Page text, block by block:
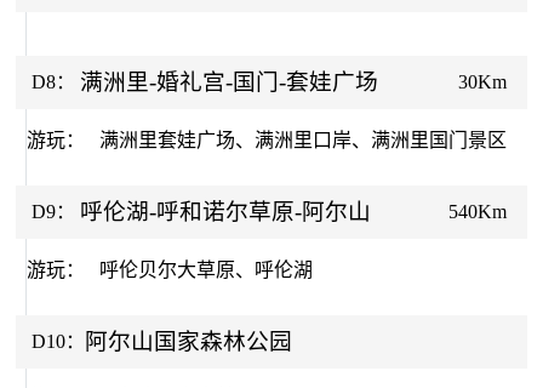
D8： 30Km
满洲里-婚礼宫-国门-套娃广场
游玩： 满洲里套娃广场、满洲里口岸、满洲里国门景区
D9： 540Km
呼伦湖-呼和诺尔草原-阿尔山
游玩： 呼伦贝尔大草原、呼伦湖
D10： 阿尔山国家森林公园